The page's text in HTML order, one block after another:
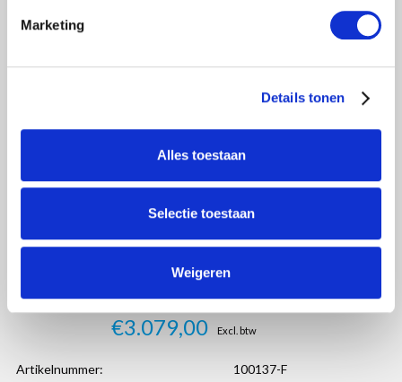
Marketing
Details tonen
Alles toestaan
Selectie toestaan
Weigeren
€3.079,00 Excl. btw
Artikelnummer:
100137-F